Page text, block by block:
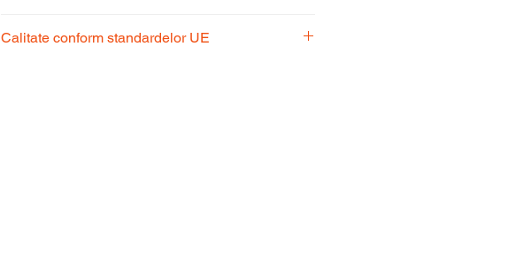
pentru a alege produsul potrivit nevoilor
Calitate conform standardelor UE